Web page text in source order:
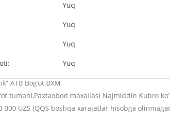
Yuq
Yuq
Yuq
Yuq
АTB Bogʼot BXM
tumani,Paxtaobod maxallasi Najmiddin Kubro
UZS (QQS boshqa xarajatlar hisobga